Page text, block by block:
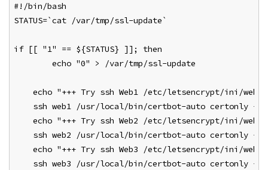
#!/bin/bash
STATUS=`cat /var/tmp/ssl-update`
if [[ "1" == ${STATUS} ]]; then
	echo "0" > /var/tmp/ssl-update
echo "+++ Try ssh Web1 /etc/letsencrypt/ini/
ssh web1 /usr/local/bin/certbot-auto certonly
echo "+++ Try ssh Web2 /etc/letsencrypt/ini/
ssh web2 /usr/local/bin/certbot-auto certonly
echo "+++ Try ssh Web3 /etc/letsencrypt/ini/
ssh web3 /usr/local/bin/certbot-auto certonly